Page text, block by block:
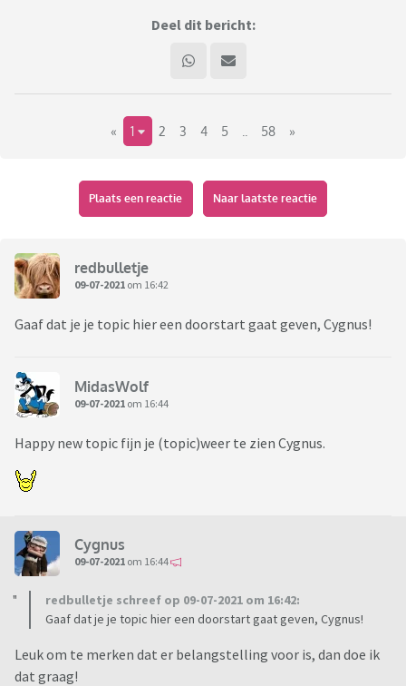
Deel dit bericht:
« 1 2 3 4 5 58 »
Plaats een reactie Naar laatste reactie
redbulletje
09-07-2021 om 16:42
Gaaf dat je je topic hier een doorstart gaat geven, Cygnus!
MidasWolf
09-07-2021 om 16:44
Happy new topic fijn je (topic)weer te zien Cygnus.
Cygnus
09-07-2021 om 16:44
redbulletje schreef op 09-07-2021 om 16:42:
Gaaf dat je je topic hier een doorstart gaat geven, Cygnus!
Leuk om te merken dat er belangstelling voor is, dan doe ik
dat graag!